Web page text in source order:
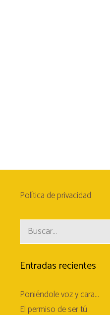
Política de privacidad
Buscar:
Entradas recientes
Poniéndole voz y cara…
El permiso de ser tú